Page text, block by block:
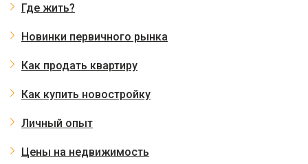
Где жить?
Новинки первичного рынка
Как продать квартиру
Как купить новостройку
Личный опыт
Цены на недвижимость